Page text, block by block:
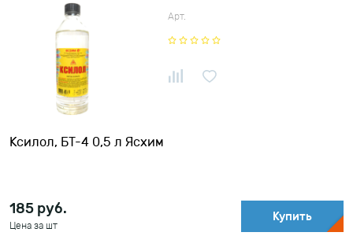
Ксилол, БТ-4 0,5 л Ясхим
Арт.
185 руб.
Цена за шт
Купить